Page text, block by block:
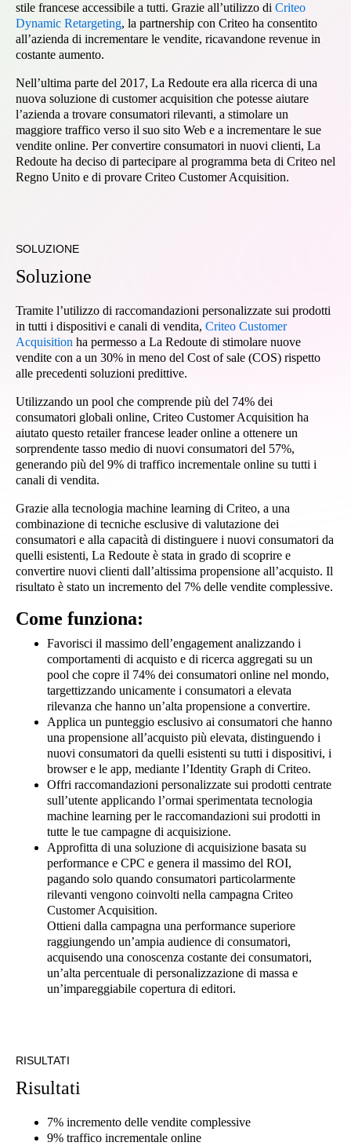
stile francese accessibile a tutti. Grazie all’utilizzo di Criteo
Dynamic Retargeting, la partnership con Criteo ha consentito
all’azienda di incrementare le vendite, ricavandone revenue in
costante aumento.
Nell’ultima parte del 2017, La Redoute era alla ricerca di una
nuova soluzione di customer acquisition che potesse aiutare
l’azienda a trovare consumatori rilevanti, a stimolare un
maggiore traffico verso il suo sito Web e a incrementare le sue
vendite online. Per convertire consumatori in nuovi clienti, La
Redoute ha deciso di partecipare al programma beta di Criteo nel
Regno Unito e di provare Criteo Customer Acquisition.
SOLUZIONE
Soluzione
Tramite l’utilizzo di raccomandazioni personalizzate sui prodotti
in tutti i dispositivi e canali di vendita, Criteo Customer
Acquisition ha permesso a La Redoute di stimolare nuove
vendite con a un 30% in meno del Cost of sale (COS) rispetto
alle precedenti soluzioni predittive.
Utilizzando un pool che comprende più del 74% dei
consumatori globali online, Criteo Customer Acquisition ha
aiutato questo retailer francese leader online a ottenere un
sorprendente tasso medio di nuovi consumatori del 57%,
generando più del 9% di traffico incrementale online su tutti i
canali di vendita.
Grazie alla tecnologia machine learning di Criteo, a una
combinazione di tecniche esclusive di valutazione dei
consumatori e alla capacità di distinguere i nuovi consumatori da
quelli esistenti, La Redoute è stata in grado di scoprire e
convertire nuovi clienti dall’altissima propensione all’acquisto. Il
risultato è stato un incremento del 7% delle vendite complessive.
Come funziona:
Favorisci il massimo dell’engagement analizzando i
comportamenti di acquisto e di ricerca aggregati su un
pool che copre il 74% dei consumatori online nel mondo,
targettizzando unicamente i consumatori a elevata
rilevanza che hanno un’alta propensione a convertire.
Applica un punteggio esclusivo ai consumatori che hanno
una propensione all’acquisto più elevata, distinguendo i
nuovi consumatori da quelli esistenti su tutti i dispositivi, i
browser e le app, mediante l’Identity Graph di Criteo.
Offri raccomandazioni personalizzate sui prodotti centrate
sull’utente applicando l’ormai sperimentata tecnologia
machine learning per le raccomandazioni sui prodotti in
tutte le tue campagne di acquisizione.
Approfitta di una soluzione di acquisizione basata su
performance e CPC e genera il massimo del ROI,
pagando solo quando consumatori particolarmente
rilevanti vengono coinvolti nella campagna Criteo
Customer Acquisition.
Ottieni dalla campagna una performance superiore
raggiungendo un’ampia audience di consumatori,
acquisendo una conoscenza costante dei consumatori,
un’alta percentuale di personalizzazione di massa e
un’impareggiabile copertura di editori.
RISULTATI
Risultati
7% incremento delle vendite complessive
9% traffico incrementale online